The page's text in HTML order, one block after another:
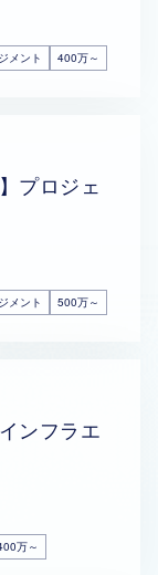
メント 400万～
プロジェ
メント 500万～
ンフラエ
万～